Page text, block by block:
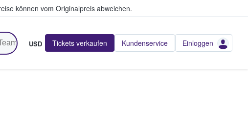
können vom Originalpreis abweichen.
USD Tickets verkaufen Kundenservice Einloggen